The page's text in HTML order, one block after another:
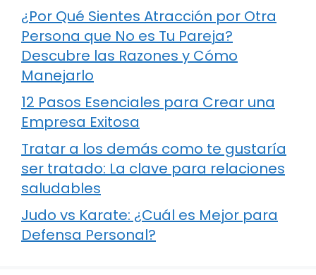
¿Por Qué Sientes Atracción por Otra
Persona que No es Tu Pareja?
Descubre las Razones y Cómo
Manejarlo
12 Pasos Esenciales para Crear una
Empresa Exitosa
Tratar a los demás como te gustaría
ser tratado: La clave para relaciones
saludables
Judo vs Karate: ¿Cuál es Mejor para
Defensa Personal?